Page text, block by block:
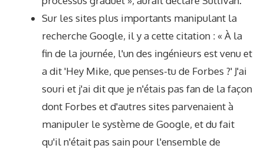
Sur les sites plus importants manipulant la
recherche Google, il y a cette citation : « À la
fin de la journée, l'un des ingénieurs est venu et
a dit 'Hey Mike, que penses-tu de Forbes ?' J'ai
souri et j'ai dit que je n'étais pas fan de la façon
dont Forbes et d'autres sites parvenaient à
manipuler le système de Google, et du fait
qu'il n'était pas sain pour l'ensemble de